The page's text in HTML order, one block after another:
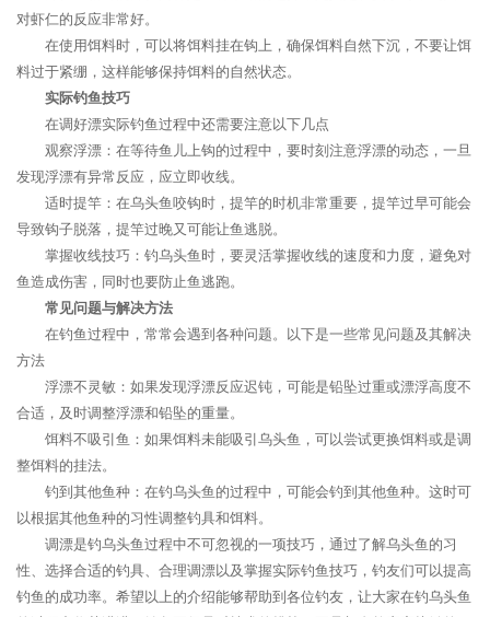
对虾仁的反应非常好。
在使用饵料时，可以将饵料挂在钩上，确保饵料自然下沉，不要让饵
料过于紧绷，这样能够保持饵料的自然状态。
实际钓鱼技巧
在调好漂实际钓鱼过程中还需要注意以下几点
观察浮漂：在等待鱼儿上钩的过程中，要时刻注意浮漂的动态，一旦
发现浮漂有异常反应，应立即收线。
适时提竿：在乌头鱼咬钩时，提竿的时机非常重要，提竿过早可能会
导致钩子脱落，提竿过晚又可能让鱼逃脱。
掌握收线技巧：钓乌头鱼时，要灵活掌握收线的速度和力度，避免对
鱼造成伤害，同时也要防止鱼逃跑。
常见问题与解决方法
在钓鱼过程中，常常会遇到各种问题。以下是一些常见问题及其解决
方法
浮漂不灵敏：如果发现浮漂反应迟钝，可能是铅坠过重或漂浮高度不
合适，及时调整浮漂和铅坠的重量。
饵料不吸引鱼：如果饵料未能吸引乌头鱼，可以尝试更换饵料或是调
整饵料的挂法。
钓到其他鱼种：在钓乌头鱼的过程中，可能会钓到其他鱼种。这时可
以根据其他鱼种的习性调整钓具和饵料。
调漂是钓乌头鱼过程中不可忽视的一项技巧，通过了解乌头鱼的习
性、选择合适的钓具、合理调漂以及掌握实际钓鱼技巧，钓友们可以提高
钓鱼的成功率。希望以上的介绍能够帮助到各位钓友，让大家在钓乌头鱼